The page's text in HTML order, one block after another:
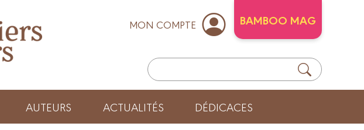
MON COMPTE BAMBOO MAG
AUTEURS ACTUALITÉS DÉDICACES